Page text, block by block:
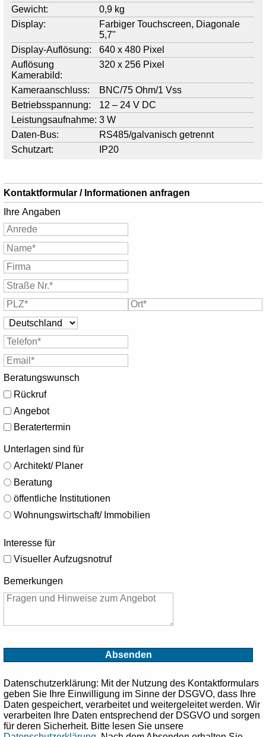
Gewicht:
0,9 kg
Display:
Farbiger Touchscreen, Diagonale
5,7"
Display-Auflösung:
640 x 480 Pixel
Auflösung
Kamerabild:
320 x 256 Pixel
Kameraanschluss:
BNC/75 Ohm/1 Vss
Betriebsspannung:
12 – 24 V DC
Leistungsaufnahme: 3 W
Daten-Bus:
RS485/galvanisch getrennt
Schutzart:
IP20
Kontaktformular / Informationen anfragen
Ihre Angaben
Beratungswunsch
Rückruf
Angebot
Beratertermin
Unterlagen sind für
Architekt/ Planer
Beratung
öffentliche Institutionen
Wohnungswirtschaft/ Immobilien
Interesse für
Visueller Aufzugsnotruf
Bemerkungen
Datenschutzerklärung: Mit der Nutzung des Kontaktformulars
geben Sie Ihre Einwilligung im Sinne der DSGVO, dass Ihre
Daten gespeichert, verarbeitet und weitergeleitet werden. Wir
verarbeiten Ihre Daten entsprechend der DSGVO und sorgen
für deren Sicherheit. Bitte lesen Sie unsere